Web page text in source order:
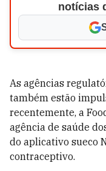
notícias
As agências
também estão
recentemente, a
agência de saúde
do aplicativo sueco
contraceptivo.